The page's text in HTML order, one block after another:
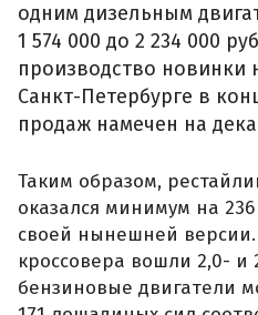
одним дизельным
1 574 000 до 2 234 000
производство новинки
Санкт-Петербурге в
продаж намечен на
Таким образом,
оказался минимум на
своей нынешней
кроссовера вошли 2,0- и
бензиновые двигатели